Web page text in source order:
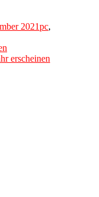
2021pc,
erscheinen